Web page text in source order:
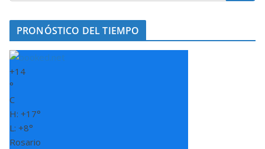
PRONÓSTICO DEL TIEMPO
+14
°
C
H: +17°
L: +8°
Rosario